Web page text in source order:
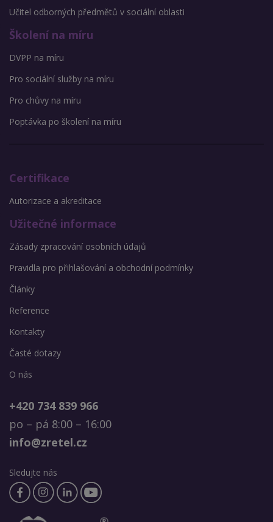
Učitel odborných předmětů v sociální oblasti
Školení na míru
DVPP na míru
Pro sociální služby na míru
Pro chůvy na míru
Poptávka po školení na míru
Certifikace
Autorizace a akreditace
Užitečné informace
Zásady zpracování osobních údajů
Pravidla pro přihlašování a obchodní podmínky
Články
Reference
Kontakty
Časté dotazy
O nás
+420 734 839 966
po – pá 8:00 – 16:00
info@zretel.cz
Sledujte nás